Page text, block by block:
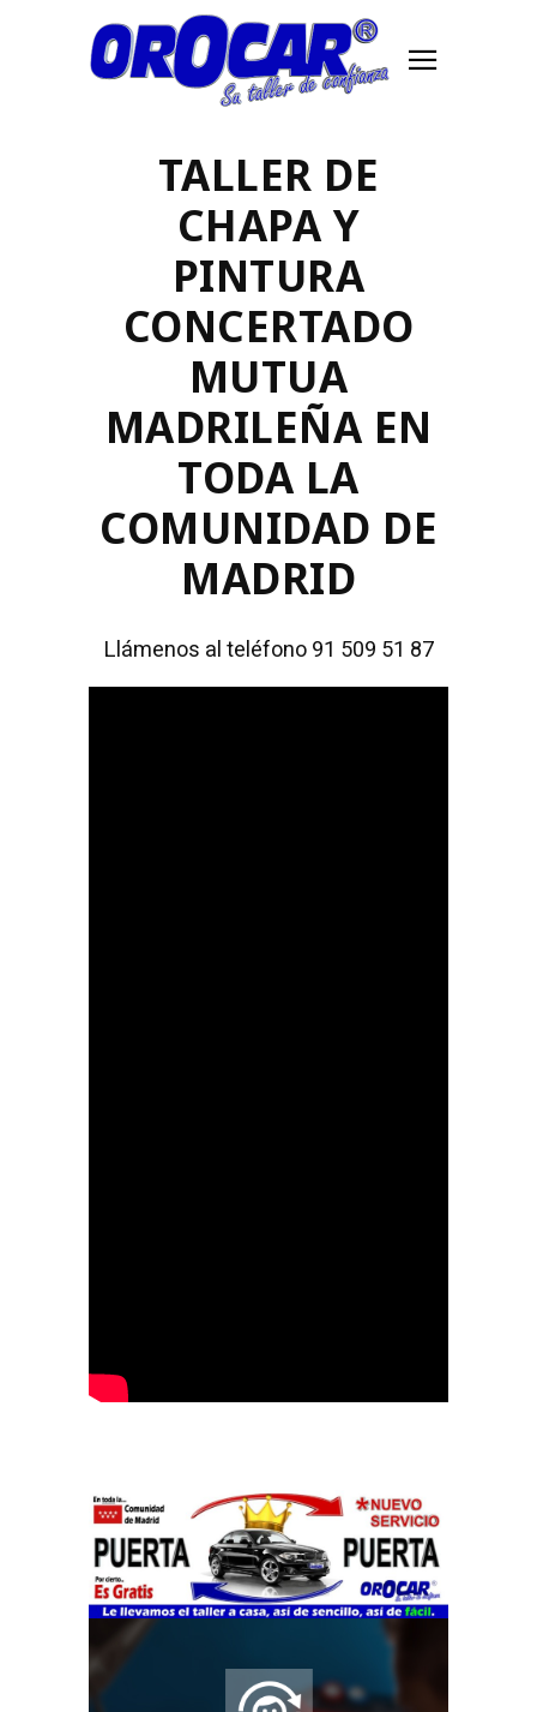
TALLER DE
CHAPA Y
PINTURA
CONCERTADO
MUTUA
MADRILEÑA EN
TODA LA
COMUNIDAD DE
MADRID
Llámenos al teléfono 91 509 51 87